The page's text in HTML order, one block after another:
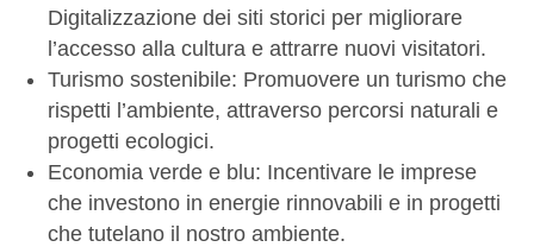
Digitalizzazione dei siti storici per migliorare
l’accesso alla cultura e attrarre nuovi visitatori.
Turismo sostenibile: Promuovere un turismo che
rispetti l’ambiente, attraverso percorsi naturali e
progetti ecologici.
Economia verde e blu: Incentivare le imprese
che investono in energie rinnovabili e in progetti
che tutelano il nostro ambiente.